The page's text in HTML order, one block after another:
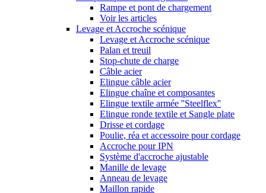
Rampe et pont de chargement
Voir les articles
Levage et Accroche scénique
Levage et Accroche scénique
Palan et treuil
Stop-chute de charge
Câble acier
Elingue câble acier
Elingue chaîne et composantes
Elingue textile armée ''Steelflex''
Elingue ronde textile et Sangle plate
Drisse et cordage
Poulie, réa et accessoire pour cordage
Accroche pour IPN
Système d'accroche ajustable
Manille de levage
Anneau de levage
Maillon rapide